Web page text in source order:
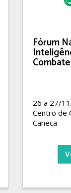
Fórum
26 a 27/
Centro de
Caneca